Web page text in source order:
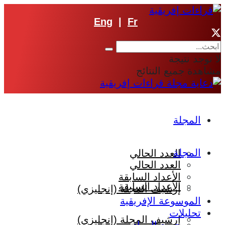
Eng Fr
لا توجد نتيجة
مشاهدة جميع النتائج
المجلة
العدد الحالي
الأعداد السابقة
إرشيف المجلة (إنجليزي)
المجلة
العدد الحالي
الأعداد السابقة
إرشيف المجلة (إنجليزي)
الموسوعة الإفريقية
تحليلات